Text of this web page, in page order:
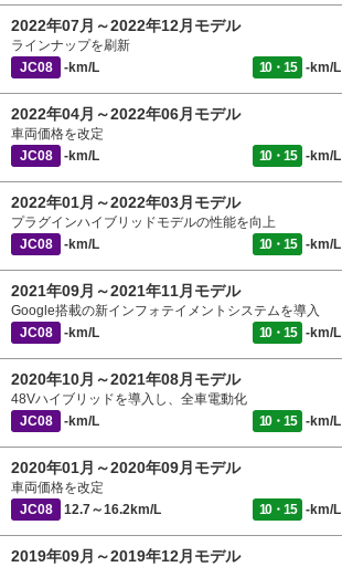
2022年07月～2022年12月モデル
ラインナップを刷新
JC08
-km/L 10・15 -km/L
2022年04月～2022年06月モデル
車両価格を改定
JC08
-km/L 10・15 -km/L
2022年01月～2022年03月モデル
プラグインハイブリッドモデルの性能を向上
JC08
-km/L 10・15 -km/L
2021年09月～2021年11月モデル
Google搭載の新インフォテイメントシステムを導入
JC08
-km/L 10・15 -km/L
2020年10月～2021年08月モデル
48Vハイブリッドを導入し、全車電動化
JC08
-km/L 10・15 -km/L
2020年01月～2020年09月モデル
車両価格を改定
JC08
12.7～16.2km/L 10・15 -km/L
2019年09月～2019年12月モデル